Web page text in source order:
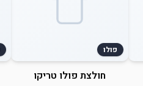
פולו
חולצת פולו טריקו